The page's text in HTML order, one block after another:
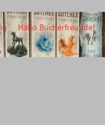
Hallo Bücherfreunde!